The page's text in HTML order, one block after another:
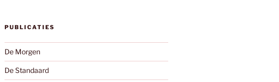
PUBLICATIES
De Morgen
De Standaard